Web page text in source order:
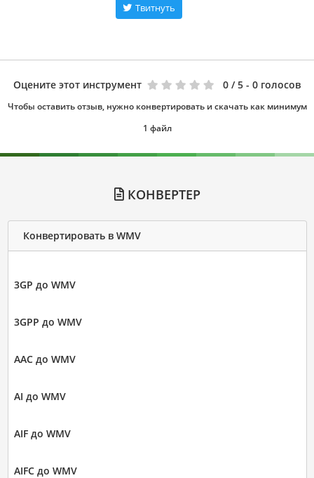
Твитнуть
Оцените этот инструмент 0 / 5 - 0 голосов
Чтобы оставить отзыв, нужно конвертировать и скачать как минимум
1 файл
КОНВЕРТЕР
Конвертировать в WMV
3GP до WMV
3GPP до WMV
AAC до WMV
AI до WMV
AIF до WMV
AIFC до WMV